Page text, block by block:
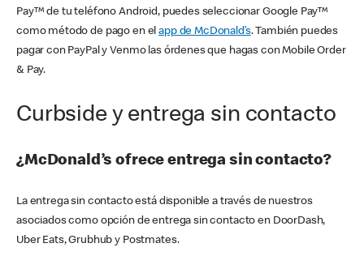
Pay™ de tu teléfono Android, puedes seleccionar Google Pay™
como método de pago en elapp de McDonald’s. También puedes
pagar con PayPal y Venmo las órdenes que hagas con Mobile Order
& Pay.
Curbside y entrega sin contacto
¿McDonald’s ofrece entrega sin contacto?
La entrega sin contacto está disponible a través de nuestros
asociados como opción de entrega sin contacto en DoorDash,
Uber Eats, Grubhub y Postmates.